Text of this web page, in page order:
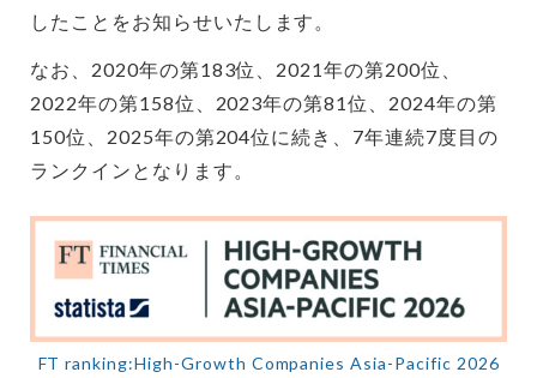
したことをお知らせいたします。
なお、2020年の第183位、2021年の第200位、
2022年の第158位、2023年の第81位、2024年の第
150位、2025年の第204位に続き、7年連続7度目の
ランクインとなります。
FT ranking:High-Growth Companies Asia-Pacific 2026